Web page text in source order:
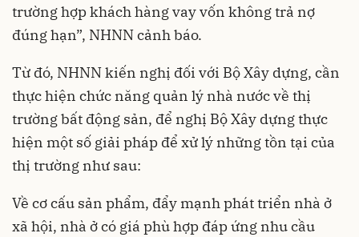
trường hợp khách hàng vay vốn không trả nợ
đúng hạn”, NHNN cảnh báo.
Từ đó, NHNN kiến nghị đối với Bộ Xây dựng, cần
thực hiện chức năng quản lý nhà nước về thị
trường bất động sản, để nghị Bộ Xây dựng thực
hiện một số giải pháp để xử lý những tồn tại của
thị trường như sau:
Về cơ cấu sản phẩm, đẩy mạnh phát triển nhà ở
xã hội, nhà ở có giá phù hợp đáp ứng nhu cầu